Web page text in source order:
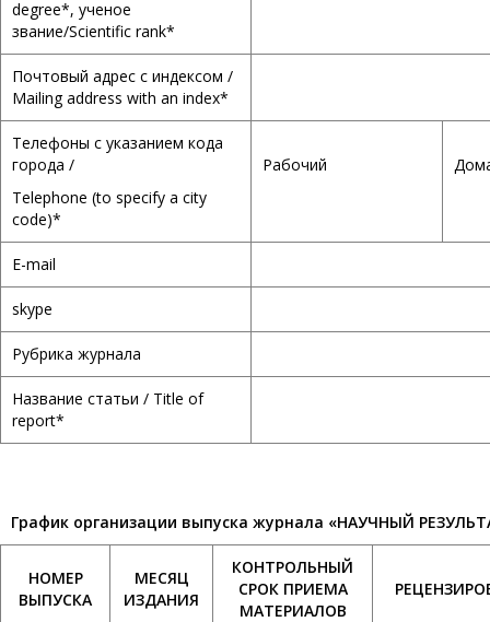
degree*, ученое
звание/Scientific rank*
Почтовый адрес с индексом /
Mailing address with an index*
Телефоны с указанием кода
города /
Telephone (to specify a city
code)*
Рабочий
E-mail
skype
Рубрика журнала
Название статьи / Title of
report*
График организации выпуска журнала «НАУЧНЫЙ
НОМЕР
ВЫПУСКА
МЕСЯЦ
ИЗДАНИЯ
КОНТРОЛЬНЫЙ
СРОК ПРИЕМА
МАТЕРИАЛОВ